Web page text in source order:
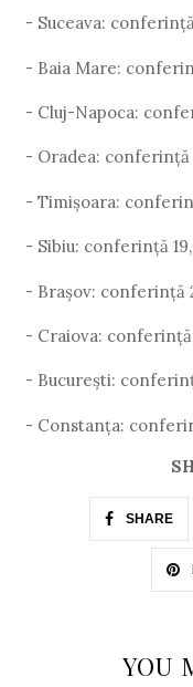
- Suceava:
- Baia Mare:
- Cluj-Napoca:
- Oradea: conferință
- Timișoara:
- Sibiu: conferință
- Brașov: conferință
- Craiova:
- București:
- Constanța:
SHARE
YOU